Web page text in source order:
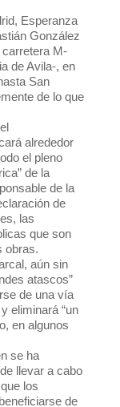
Esperanza
González
M-
de Avila-, en
San
de lo que
alrededor
el pleno
de la
de la
de
las
que son
obras.
aún sin
atascos”
de una vía
eliminará “un
en algunos
se ha
llevar a cabo
los
de